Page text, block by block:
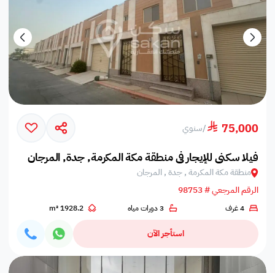
75,000
/سنوي
فيلا سكني للإيجار في منطقة مكة المكرمة, جدة, المرجان
منطقة مكة المكرمة , جدة , المرجان
الرقم المرجعي # 98753
4 غرف 3 دورات مياه 1928.2 m²
استأجر الآن